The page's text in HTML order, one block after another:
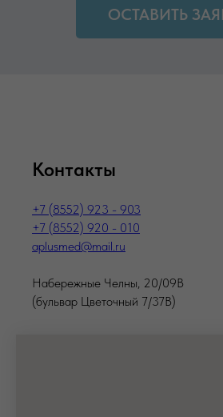
ОСТАВИТЬ
Контакты
+7 (8552) 923 - 903
+7 (8552) 920 - 010
aplusmed@mail.ru
Набережные Челны, 20/09В
(бульвар Цветочный 7/37В)